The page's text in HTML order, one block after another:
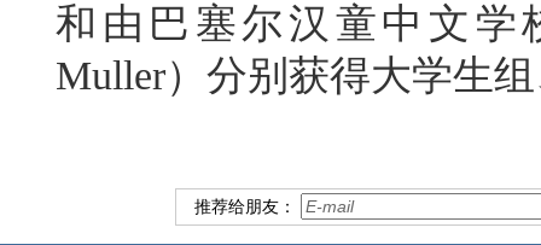
和由巴塞尔汉童中文学
Muller）分别获得大学生
推荐给朋友：